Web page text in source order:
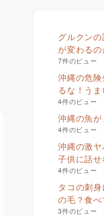
グルクン
が変わるの
7件のビュー
沖縄の危
るな！うま
4件のビュー
沖縄の魚が
4件のビュー
沖縄の激
子供に話せ
4件のビュー
タコの刺
の毛？食
3件のビュー